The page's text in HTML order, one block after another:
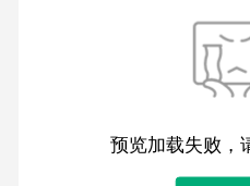
预览加载失败，